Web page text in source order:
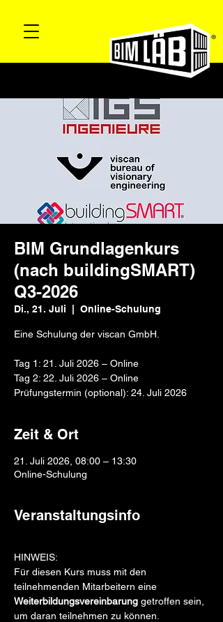
BIM Grundlagenkurs
(nach buildingSMART)
Q3-2026
Di., 21. Juli Online-Schulung
Eine Schulung der viscan GmbH.
Tag 1: 21. Juli 2026 – Online
Tag 2: 22. Juli 2026 – Online
Zeit & Ort
21. Juli 2026, 08:00 – 13:30
Online-Schulung
Veranstaltungsinfo
HINWEIS:
Für diesen Kurs muss mit den
teilnehmenden Mitarbeitern eine
Weiterbildungsvereinbarung getroffen sein,
um daran teilnehmen zu können.